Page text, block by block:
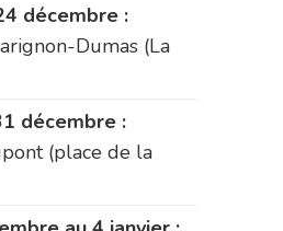
décembre :
Dumas (La
décembre :
(place de la